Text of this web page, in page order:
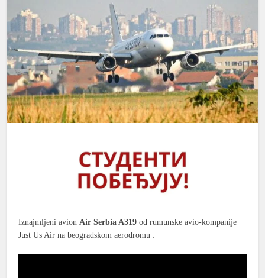
Iznajmljeni avion Air Serbia A319 od rumunske avio-kompanije
Just Us Air na beogradskom aerodromu :